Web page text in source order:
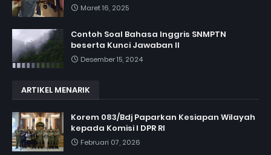
Maret 16, 2025
Contoh Soal Bahasa Inggris SNMPTN
beserta Kunci Jawaban II
Desember 15, 2024
ARTIKEL MENARIK
Korem 083/Bdj Paparkan Kesiapan Wilayah
kepada Komisi I DPR RI
Februari 07, 2026